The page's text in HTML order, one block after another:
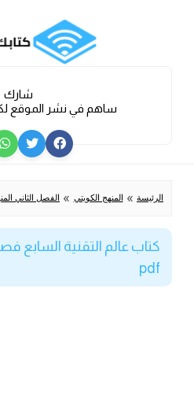
شارك
ساهم في نشر الموقع
الرئيسة » المنهج الكويتي » الفصل الثاني
pdf